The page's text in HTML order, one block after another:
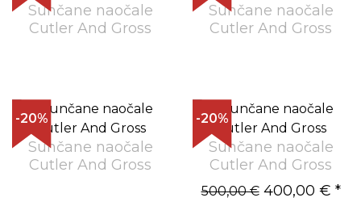
Sunčane naočale
Cutler And Gross
Sunčane naočale
Cutler And Gross
-20%
Sunčane naočale
Cutler And Gross
-20%
Sunčane naočale
Cutler And Gross
500,00 €400,00 € *